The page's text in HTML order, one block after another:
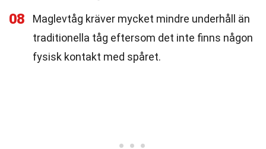
08
Maglevtåg kräver mycket mindre underhåll än
traditionella tåg eftersom det inte finns någon
fysisk kontakt med spåret.